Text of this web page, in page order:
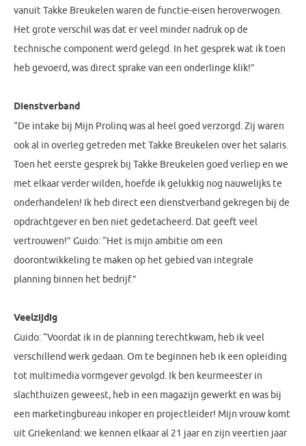
vanuit Takke Breukelen waren de functie-eisen heroverwogen.
Het grote verschil was dat er veel minder nadruk op de
technische component werd gelegd. In het gesprek wat ik toen
heb gevoerd, was direct sprake van een onderlinge klik!”
Dienstverband
“De intake bij Mijn Prolinq was al heel goed verzorgd. Zij waren
ook al in overleg getreden met Takke Breukelen over het salaris.
Toen het eerste gesprek bij Takke Breukelen goed verliep en we
met elkaar verder wilden, hoefde ik gelukkig nog nauwelijks te
onderhandelen! Ik heb direct een dienstverband gekregen bij de
opdrachtgever en ben niet gedetacheerd. Dat geeft veel
vertrouwen!” Guido: “Het is mijn ambitie om een
doorontwikkeling te maken op het gebied van integrale
planning binnen het bedrijf.”
Veelzijdig
Guido: “Voordat ik in de planning terechtkwam, heb ik veel
verschillend werk gedaan. Om te beginnen heb ik een opleiding
tot multimedia vormgever gevolgd. Ik ben keurmeester in
slachthuizen geweest, heb in een magazijn gewerkt en was bij
een marketingbureau inkoper en projectleider! Mijn vrouw komt
uit Griekenland: we kennen elkaar al 21 jaar en zijn veertien jaar